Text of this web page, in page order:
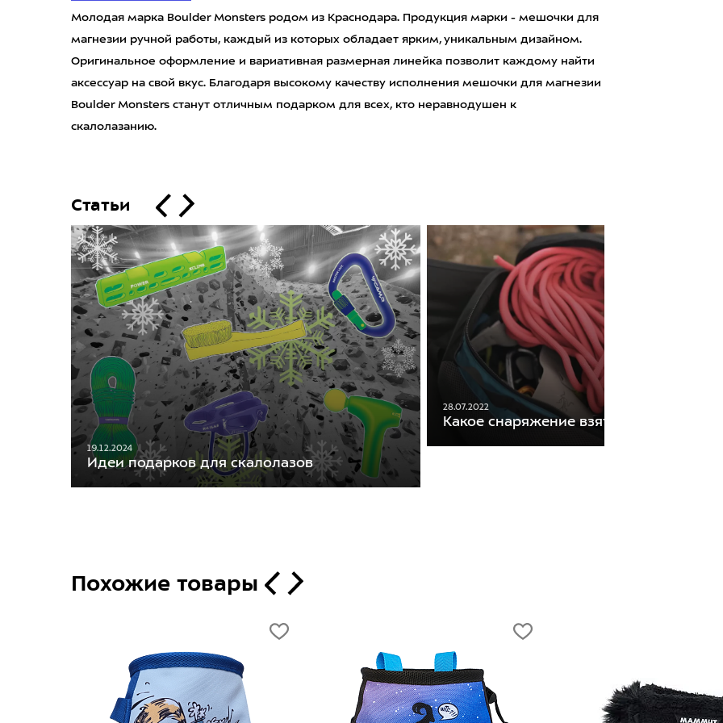
Молодая марка Boulder Monsters родом из Краснодара. Продукция марки - мешочки для
магнезии ручной работы, каждый из которых обладает ярким, уникальным дизайном.
Оригинальное оформление и вариативная размерная линейка позволит каждому найти
аксессуар на свой вкус. Благодаря высокому качеству исполнения мешочки для магнезии
Boulder Monsters станут отличным подарком для всех, кто неравнодушен к
скалолазанию.
Статьи
19.12.2024
Идеи подарков для скалолазов
28.07.2022
Какое снаряжение взять на скалодром
Похожие товары